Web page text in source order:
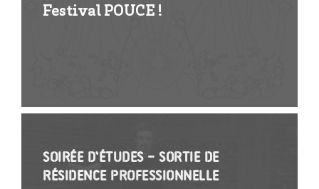
Festival POUCE !
Soirée d’études – sortie de
résidence professionnelle